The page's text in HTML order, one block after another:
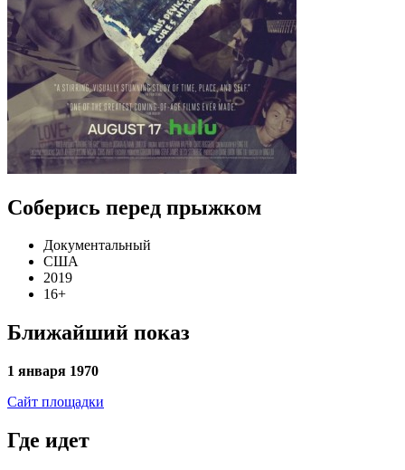
Соберись перед прыжком
Документальный
США
2019
16+
Ближайший показ
1 января 1970
Сайт площадки
Где идет